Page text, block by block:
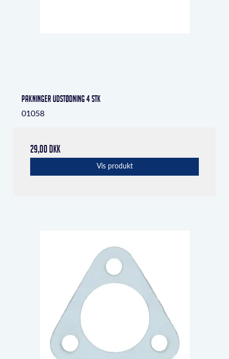
Pakninger udstødning 4 stk
01058
29,00 DKK
Vis produkt